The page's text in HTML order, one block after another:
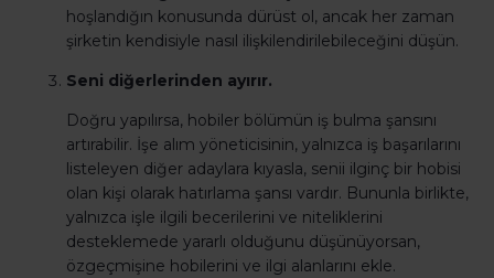
hoşlandığın konusunda dürüst ol, ancak her zaman
şirketin kendisiyle nasıl ilişkilendirilebileceğini düşün.
Seni diğerlerinden ayırır.
Doğru yapılırsa, hobiler bölümün iş bulma şansını
artırabilir. İşe alım yöneticisinin, yalnızca iş başarılarını
listeleyen diğer adaylara kıyasla, senii ilginç bir hobisi
olan kişi olarak hatırlama şansı vardır. Bununla birlikte,
yalnızca işle ilgili becerilerini ve niteliklerini
desteklemede yararlı olduğunu düşünüyorsan,
özgeçmişine hobilerini ve ilgi alanlarını ekle.